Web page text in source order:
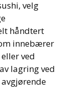
velg
håndtert
innebærer
ved
lagring ved
avgjørende